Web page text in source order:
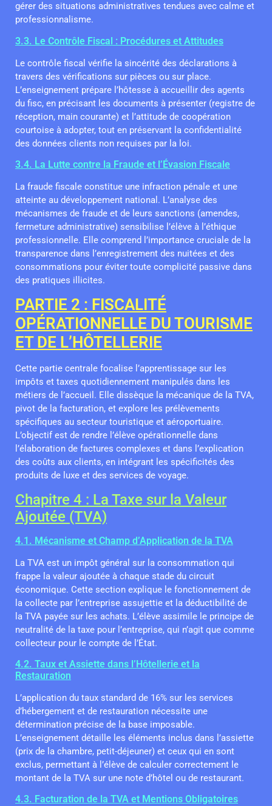
gérer des situations administratives tendues avec calme et
professionnalisme.
3.3. Le Contrôle Fiscal : Procédures et Attitudes
Le contrôle fiscal vérifie la sincérité des déclarations à
travers des vérifications sur pièces ou sur place.
L’enseignement prépare l’hôtesse à accueillir des agents
du fisc, en précisant les documents à présenter (registre de
réception, main courante) et l’attitude de coopération
courtoise à adopter, tout en préservant la confidentialité
des données clients non requises par la loi.
3.4. La Lutte contre la Fraude et l’Évasion Fiscale
La fraude fiscale constitue une infraction pénale et une
atteinte au développement national. L’analyse des
mécanismes de fraude et de leurs sanctions (amendes,
fermeture administrative) sensibilise l’élève à l’éthique
professionnelle. Elle comprend l’importance cruciale de la
transparence dans l’enregistrement des nuitées et des
consommations pour éviter toute complicité passive dans
des pratiques illicites.
PARTIE 2 : FISCALITÉ
OPÉRATIONNELLE DU TOURISME
ET DE L’HÔTELLERIE
Cette partie centrale focalise l’apprentissage sur les
impôts et taxes quotidiennement manipulés dans les
métiers de l’accueil. Elle dissèque la mécanique de la TVA,
pivot de la facturation, et explore les prélèvements
spécifiques au secteur touristique et aéroportuaire.
L’objectif est de rendre l’élève opérationnelle dans
l’élaboration de factures complexes et dans l’explication
des coûts aux clients, en intégrant les spécificités des
produits de luxe et des services de voyage.
Chapitre 4 : La Taxe sur la Valeur
Ajoutée (TVA)
4.1. Mécanisme et Champ d’Application de la TVA
La TVA est un impôt général sur la consommation qui
frappe la valeur ajoutée à chaque stade du circuit
économique. Cette section explique le fonctionnement de
la collecte par l’entreprise assujettie et la déductibilité de
la TVA payée sur les achats. L’élève assimile le principe de
neutralité de la taxe pour l’entreprise, qui n’agit que comme
collecteur pour le compte de l’État.
4.2. Taux et Assiette dans l’Hôtellerie et la
Restauration
L’application du taux standard de 16% sur les services
d’hébergement et de restauration nécessite une
détermination précise de la base imposable.
L’enseignement détaille les éléments inclus dans l’assiette
(prix de la chambre, petit-déjeuner) et ceux qui en sont
exclus, permettant à l’élève de calculer correctement le
montant de la TVA sur une note d’hôtel ou de restaurant.
4.3. Facturation de la TVA et Mentions Obligatoires